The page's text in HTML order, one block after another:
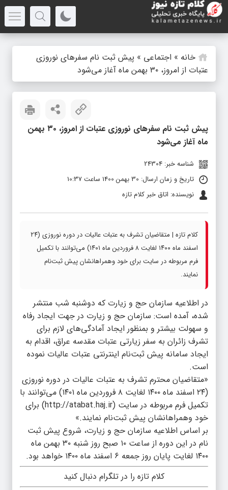
خانه » اجتماعی » پیش ثبت نام سفر‌های نوروزی
عتبات از امروز، ۳۰ بهمن ماه آغاز می‌شود
پیش ثبت نام سفر‌های نوروزی عتبات از امروز، ۳۰ بهمن
ماه آغاز می‌شود
شناسه خبر: 24304
تاریخ و زمان ارسال: 30 بهمن 1400 ساعت 10:37
نویسنده: اتاق خبر کلام تازه
کلام تازه | متقاضیان تشرف به عتبات عالیات در دوره نوروزی (۲۴
اسفند ماه ۱۴۰۰ لغایت ۸ فروردین ماه ۱۴۰۱) می‌توانند با تکمیل
فرم مربوطه در سایت برای خود وهمراهانشان پیش ثبت‌نام
نمایند.
در اطلاعیه سازمان حج و زیارت که دوشنبه شب منتشر
شده، آمده است: سازمان حج و زیارت در جهت ایجاد رفاه
و سهولت بیشتر و بمنظور ایجاد آمادگی‌های لازم برای
تشرف زائران به سفر زیارتی عتبات مقدسه عراق، اقدام به
ایجاد سامانه پیش ثبت‌نام اینترنتی عتبات عالیات نموده
است.
«متقاضیان محترم تشرف به عتبات عالیات در دوره نوروزی
(۲۴ اسفند ماه ۱۴۰۰ لغایت ۸ فروردین ماه ۱۴۰۱) می‌توانند با
تکمیل فرم مربوطه در سایت (http://atabat.haj.ir) برای
خود وهمراهانشان پیش ثبت‌نام نمایند.»
بر اساس اطلاعیه سازمان حج و زیارت، شروع پیش ثبت
نام در این دوره از ساعت ۱۰ صبح روز شنبه ۳۰ بهمن ماه
۱۴۰۰ لغایت پایان روز جمعه ۶ اسفند ماه ۱۴۰۰ خواهد بود.
کلام تازه را در تلگرام دنبال کنید